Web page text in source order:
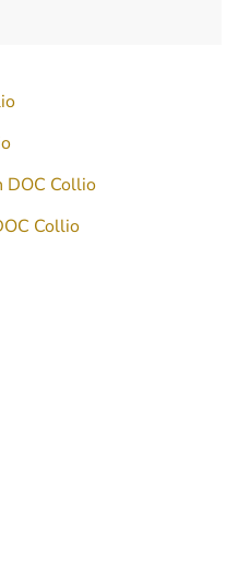
DOC Collio
Collio